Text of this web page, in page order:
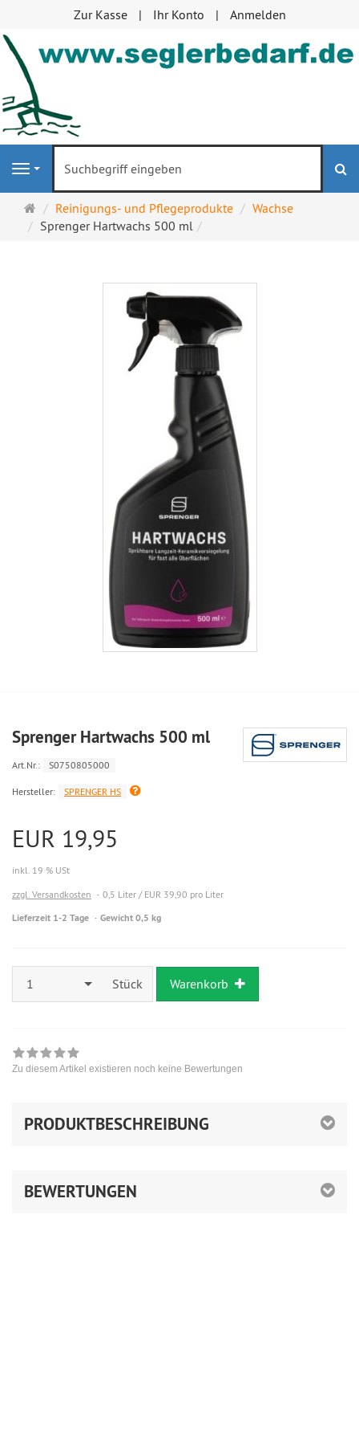
Zur Kasse Ihr Konto Anmelden
Navigation
Startseite
Reinigungs- und Pflegeprodukte
Wachse
Sprenger Hartwachs 500 ml
Sprenger Hartwachs 500 ml
Art.Nr.: S0750805000
Hersteller: SPRENGER HS
EUR 19,95
inkl. 19 % USt
zzgl. Versandkosten
0,5 Liter / EUR 39,90 pro Liter
Lieferzeit 1-2 Tage Gewicht 0,5 kg
1 Stück Warenkorb
Zu diesem Artikel existieren noch keine Bewertungen
PRODUKTBESCHREIBUNG
BEWERTUNGEN